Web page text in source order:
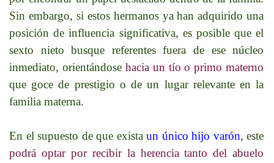
Sin embargo, si estos hermanos ya han adquirido una
posición de influencia significativa, es posible que el
sexto nieto busque referentes fuera de ese núcleo
inmediato, orientándose hacia un tío o primo materno
que goce de prestigio o de un lugar relevante en la
familia materna.
En el supuesto de que existaun único hijo varón, este
podrá optar por recibir la herencia tanto del abuelo